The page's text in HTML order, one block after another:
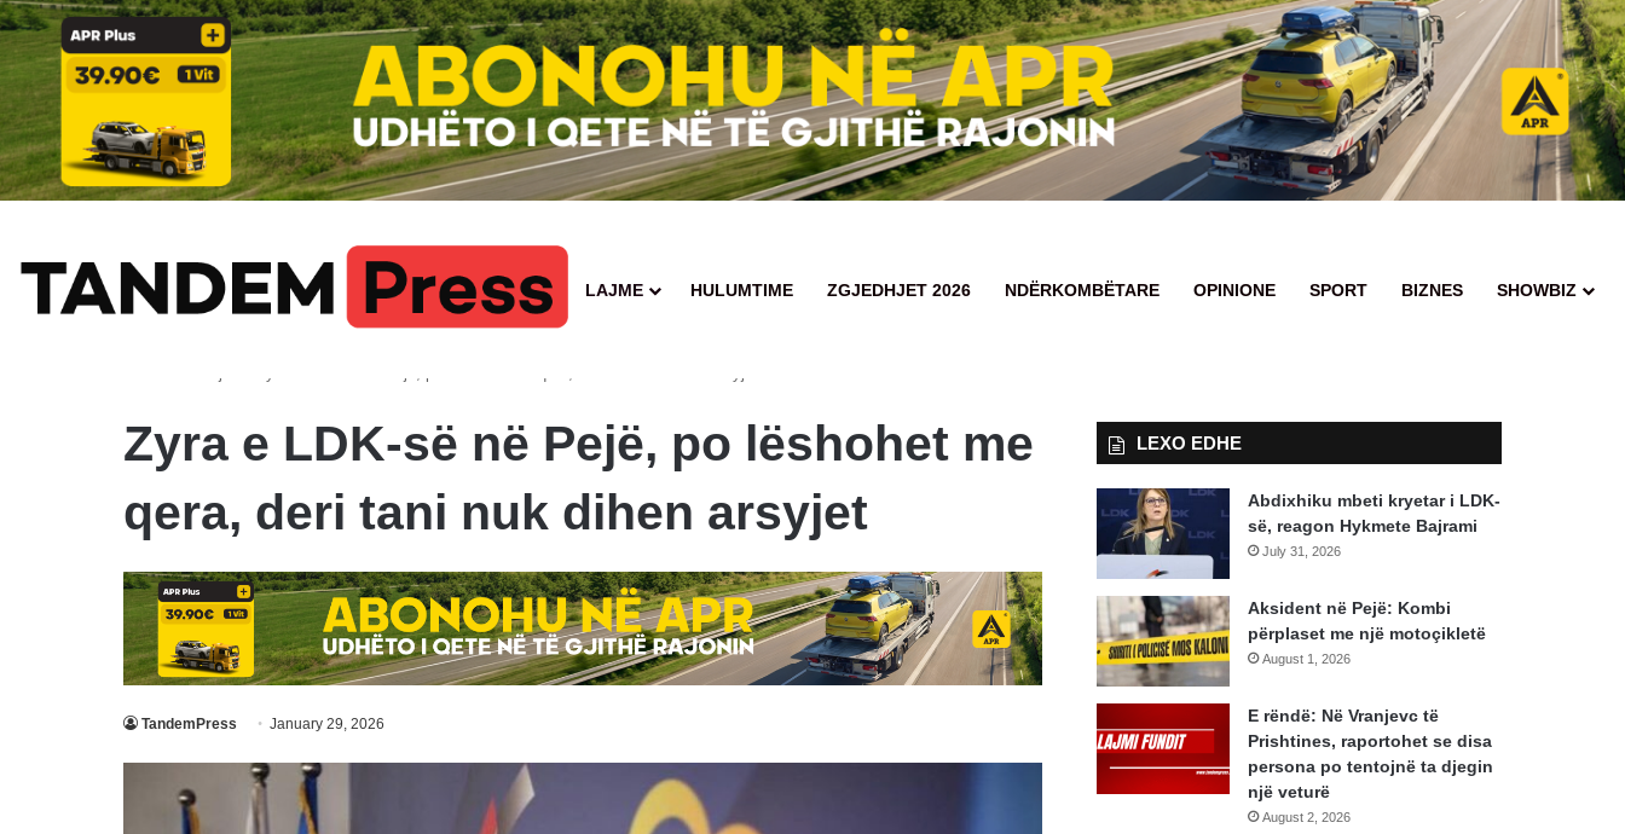
LAJME HULUMTIME ZGJEDHJET 2026 NDËRKOMBËTARE OPINIONE SPORT BIZNES SHOWBIZ
LAJMI FUNDIT Gashi: Edhe pak orë afat për konstituimin e Kuvendit, të zgjedhim kryetarin dhe të vazhdohen bisedimet për qeverinë e presidentin Kërko
Zyra e LDK-së në Pejë, po lëshohet me
qera, deri tani nuk dihen arsyjet
TandemPress January 29, 2026
LEXO EDHE
Abdixhiku mbeti kryetar i LDK-
së, reagon Hykmete Bajrami
July 31, 2026
Aksident në Pejë: Kombi
përplaset me një motoçikletë
August 1, 2026
E rëndë: Në Vranjevc të
Prishtines, raportohet se disa
persona po tentojnë ta djegin
një veturë
August 2, 2026